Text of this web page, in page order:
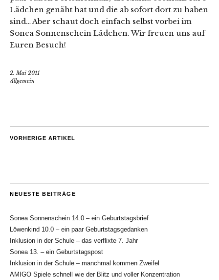
Lädchen genäht hat und die ab sofort dort zu haben
sind… Aber schaut doch einfach selbst vorbei im
Sonea Sonnenschein Lädchen. Wir freuen uns auf
Euren Besuch!
2. Mai 2011
Allgemein
VORHERIGE ARTIKEL
NEUESTE BEITRÄGE
Sonea Sonnenschein 14.0 – ein Geburtstagsbrief
Löwenkind 10.0 – ein paar Geburtstagsgedanken
Inklusion in der Schule – das verflixte 7. Jahr
Sonea 13. – ein Geburtstagspost
Inklusion in der Schule – manchmal kommen Zweifel
AMIGO Spiele schnell wie der Blitz und voller Konzentration